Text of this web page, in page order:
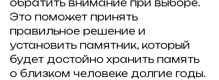
обратить внимание при выборе.
Это поможет принять
правильное решение и
установить памятник, который
будет достойно хранить память
о близком человеке долгие годы.